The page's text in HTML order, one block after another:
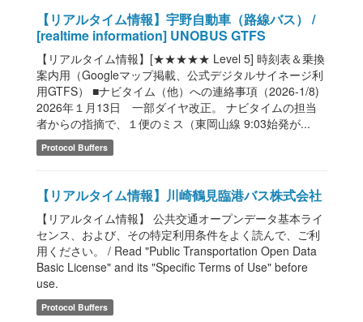
【リアルタイム情報】宇野自動車（路線バス） /
[realtime information] UNOBUS GTFS
【リアルタイム情報】[★★★★★ Level 5] 時刻表＆乗換
案内用（Googleマップ掲載、公式デジタルサイネージ利
用GTFS） ■ナビタイム（他）への連絡事項（2026-1/8)
2026年１月13日 一部ダイヤ改正。 ナビタイムの担当
者からの指摘で、１便のミス（東岡山線 9:03始発が...
Protocol Buffers
【リアルタイム情報】川崎鶴見臨港バス株式会社
【リアルタイム情報】 公共交通オープンデータ基本ライ
センス、および、その特定利用条件をよく読んで、ご利
用ください。 / Read "Public Transportation Open Data
Basic License" and its "Specific Terms of Use" before
use.
Protocol Buffers